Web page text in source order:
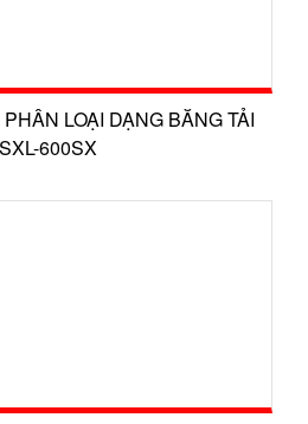
LOẠI DẠNG BĂNG TẢI
600SX